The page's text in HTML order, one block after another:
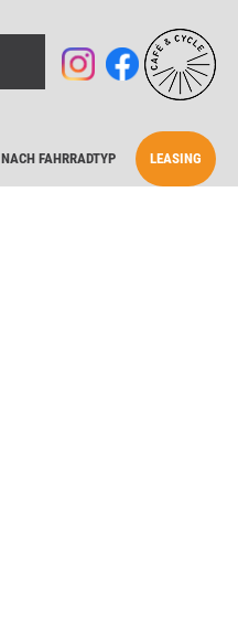
NACH FAHRRADTYP LEASING